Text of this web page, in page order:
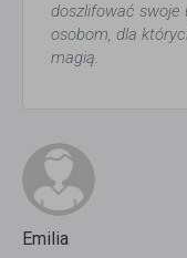
doszlifować
osobom, dla
magią.
Emilia